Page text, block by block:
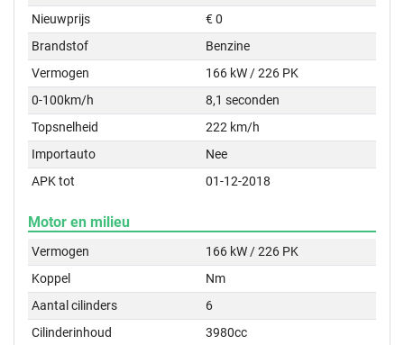
Nieuwprijs
€ 0
Brandstof
Benzine
Vermogen
166 kW / 226 PK
0-100km/h
8,1 seconden
Topsnelheid
222 km/h
Importauto
Nee
APK tot
01-12-2018
Motor en milieu
Vermogen
166 kW / 226 PK
Koppel
Nm
Aantal cilinders
6
Cilinderinhoud
3980cc